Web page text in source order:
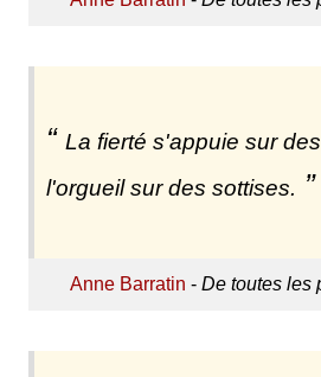
La fierté s'appuie sur
l'orgueil sur des sottises.
Anne Barratin - De toutes les